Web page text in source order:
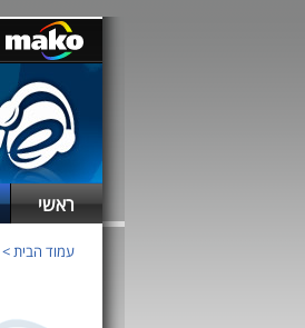
ראשי
עמוד הבית>